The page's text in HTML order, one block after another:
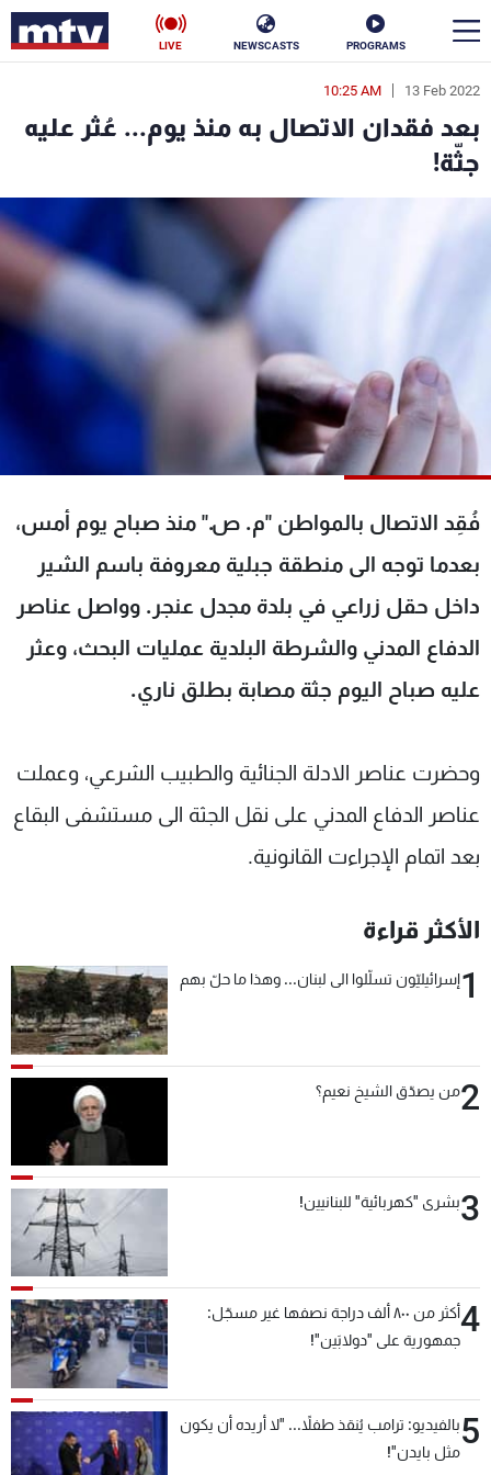
PROGRAMS
NEWSCASTS
LIVE
13 Feb 2022
10:25 AM
بعد فقدان الاتصال به منذ يوم... عُثر عليه
جثّة!
فُقِد الاتصال بالمواطن "م. ص." منذ صباح يوم أمس،
بعدما توجه الى منطقة جبلية معروفة باسم الشير
داخل حقل زراعي في بلدة مجدل عنجر. وواصل عناصر
الدفاع المدني والشرطة البلدية عمليات البحث، وعثر
عليه صباح اليوم جثة مصابة بطلق ناري.
وحضرت عناصر الادلة الجنائية والطبيب الشرعي، وعملت
عناصر الدفاع المدني على نقل الجثة الى مستشفى البقاع
بعد اتمام الإجراءت القانونية.
الأكثر قراءة
1إسرائيليّون تسلّلوا الى لبنان... وهذا ما حلّ بهم
2من يصدّق الشيخ نعيم؟
3بشرى "كهربائية" للبنانيين!
4
أكثر من ٨٠٠ ألف دراجة نصفها غير مسجّل:
جمهورية على "دولابَين"!
5بالفيديو: ترامب يُنقذ طفلاً... "لا أريده أن يكون
مثل بايدن"!
en
الأخبار
سياسة ناس
فن
رياضة
كأس العالم
البرامج
جدول البرامج
شاهد البرامج
عن MTV
الإنـتـاج
لاعلاناتكم
وظائف
تواصل معنا
شروط الإسـتخدام
سياسة الخصوصية